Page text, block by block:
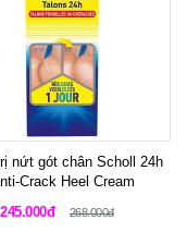
nứt gót chân Scholl 24h
Crack Heel Cream
245.000đ
268.000đ